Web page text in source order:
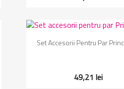
Vizualizare rapida
Set Accesorii Pentru Par
49,21 lei